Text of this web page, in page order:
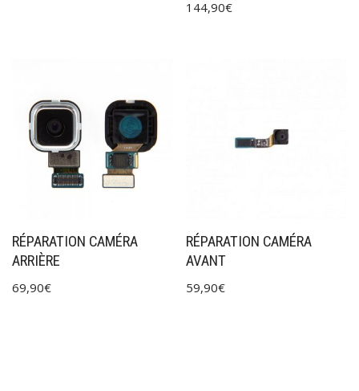
144,90€
RÉPARATION CAMÉRA
ARRIÈRE
69,90€
RÉPARATION CAMÉRA
AVANT
59,90€